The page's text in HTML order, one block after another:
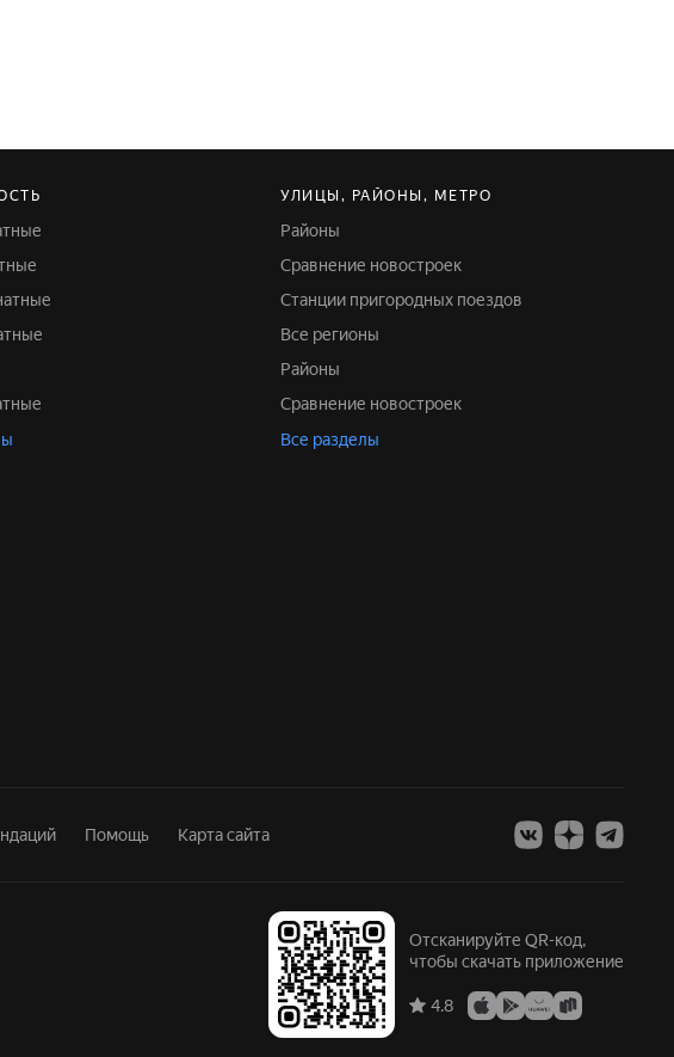
УЛИЦЫ, РАЙОНЫ, МЕТРО
Районы
Сравнение новостроек
Станции пригородных поездов
Все регионы
Районы
Сравнение новостроек
Все разделы
Помощь Карта сайта
Отсканируйте QR-код,
чтобы скачать приложение
4.8